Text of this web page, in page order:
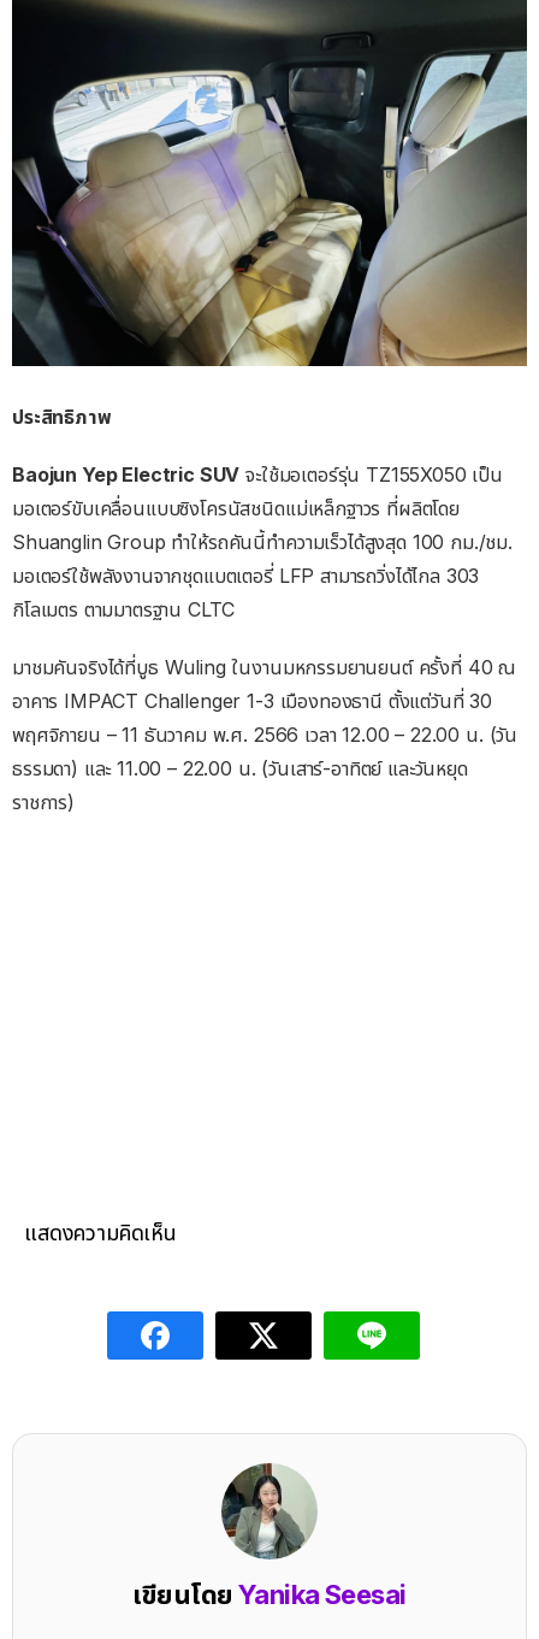
ประสิทธิภาพ
Baojun Yep Electric SUV จะใช้มอเตอร์รุ่น TZ155X050 เป็น
มอเตอร์ขับเคลื่อนแบบซิงโครนัสชนิดแม่เหล็กฐาวร ที่ผลิตโดย
Shuanglin Group ทำให้รถคันนี้ทำความเร็วได้สูงสุด 100 กม./ชม.
มอเตอร์ใช้พลังงานจากชุดแบตเตอรี่ LFP สามารถวิ่งได้ไกล 303
กิโลเมตร ตามมาตรฐาน CLTC
มาชมคันจริงได้ที่บูธ Wuling ในงานมหกรรมยานยนต์ ครั้งที่ 40 ณ
อาคาร IMPACT Challenger 1-3 เมืองทองธานี ตั้งแต่วันที่ 30
พฤศจิกายน – 11 ธันวาคม พ.ศ. 2566 เวลา 12.00 – 22.00 น. (วัน
ธรรมดา) และ 11.00 – 22.00 น. (วันเสาร์-อาทิตย์ และวันหยุด
ราชการ)
แสดงความคิดเห็น
เขียนโดย Yanika Seesai